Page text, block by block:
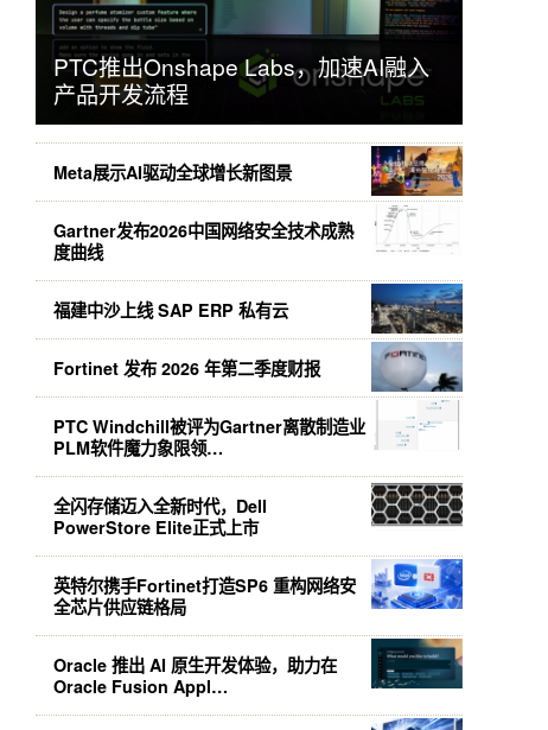
PTC推出Onshape Labs，加速AI融入
产品开发流程
Meta展示AI驱动全球增长新图景
Gartner发布2026中国网络安全技术成熟
度曲线
福建中沙上线 SAP ERP 私有云
Fortinet 发布 2026 年第二季度财报
PTC Windchill被评为Gartner离散制造业
PLM软件魔力象限领…
全闪存储迈入全新时代，Dell
PowerStore Elite正式上市
英特尔携手Fortinet打造SP6 重构网络安
全芯片供应链格局
Oracle 推出 AI 原生开发体验，助力在
Oracle Fusion Appl…